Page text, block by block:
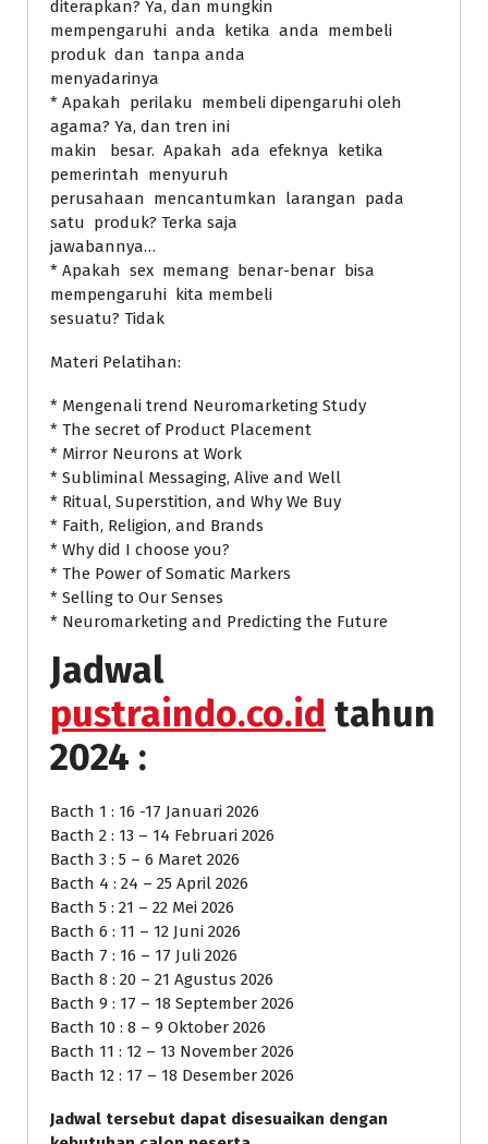
diterapkan? Ya, dan mungkin
mempengaruhi anda ketika anda membeli
produk dan tanpa anda
menyadarinya
* Apakah perilaku membeli dipengaruhi oleh
agama? Ya, dan tren ini
makin besar. Apakah ada efeknya ketika
pemerintah menyuruh
perusahaan mencantumkan larangan pada
satu produk? Terka saja
jawabannya…
* Apakah sex memang benar-benar bisa
mempengaruhi kita membeli
sesuatu? Tidak
Materi Pelatihan:
* Mengenali trend Neuromarketing Study
* The secret of Product Placement
* Mirror Neurons at Work
* Subliminal Messaging, Alive and Well
* Ritual, Superstition, and Why We Buy
* Faith, Religion, and Brands
* Why did I choose you?
* The Power of Somatic Markers
* Selling to Our Senses
* Neuromarketing and Predicting the Future
Jadwal
pustraindo.co.id tahun
2024 :
Bacth 1 : 16 -17 Januari 2026
Bacth 2 : 13 – 14 Februari 2026
Bacth 3 : 5 – 6 Maret 2026
Bacth 4 : 24 – 25 April 2026
Bacth 5 : 21 – 22 Mei 2026
Bacth 6 : 11 – 12 Juni 2026
Bacth 7 : 16 – 17 Juli 2026
Bacth 8 : 20 – 21 Agustus 2026
Bacth 9 : 17 – 18 September 2026
Bacth 10 : 8 – 9 Oktober 2026
Bacth 11 : 12 – 13 November 2026
Bacth 12 : 17 – 18 Desember 2026
Jadwal tersebut dapat disesuaikan dengan